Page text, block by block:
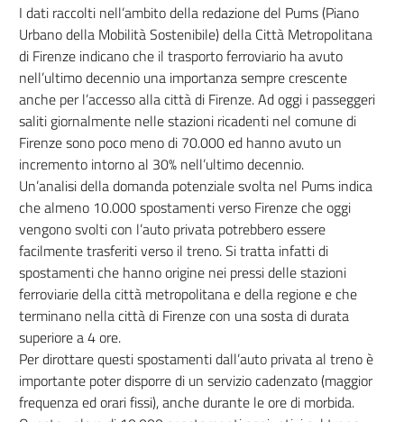
I dati raccolti nell’ambito della redazione del Pums (Piano
Urbano della Mobilità Sostenibile) della Città Metropolitana
di Firenze indicano che il trasporto ferroviario ha avuto
nell’ultimo decennio una importanza sempre crescente
anche per l’accesso alla città di Firenze. Ad oggi i passeggeri
saliti giornalmente nelle stazioni ricadenti nel comune di
Firenze sono poco meno di 70.000 ed hanno avuto un
incremento intorno al 30% nell’ultimo decennio.
Un’analisi della domanda potenziale svolta nel Pums indica
che almeno 10.000 spostamenti verso Firenze che oggi
vengono svolti con l’auto privata potrebbero essere
facilmente trasferiti verso il treno. Si tratta infatti di
spostamenti che hanno origine nei pressi delle stazioni
ferroviarie della città metropolitana e della regione e che
terminano nella città di Firenze con una sosta di durata
superiore a 4 ore.
Per dirottare questi spostamenti dall’auto privata al treno è
importante poter disporre di un servizio cadenzato (maggior
frequenza ed orari fissi), anche durante le ore di morbida.